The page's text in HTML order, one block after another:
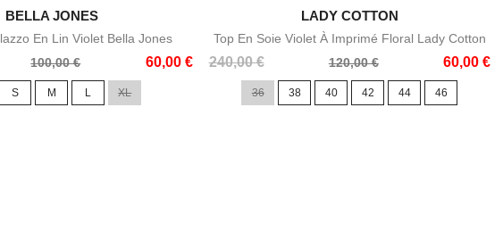
Aperçu rapide
BELLA JONES
En Lin Violet Bella Jones
100,00 € 60,00 €
S M L XL
Aperçu rapide
LADY COTTON
Top En Soie Violet À Imprimé Floral Lady Cotton
240,00 €
Prix
120,00 € 60,00 €
Prix
36 38 40 42 44 46